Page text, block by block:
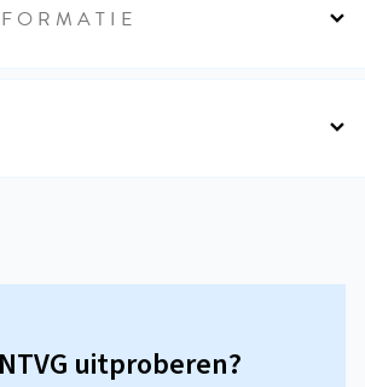
uitproberen?